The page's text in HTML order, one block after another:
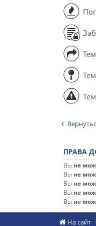
ПРАВА
Вы не
Вы не
Вы не
Вы не
Вы не
На сайт